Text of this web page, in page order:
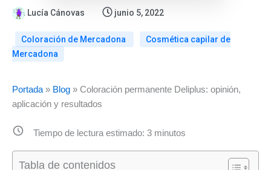
Lucía Cánovas junio 5, 2022
Coloración de Mercadona
Cosmética capilar de
Mercadona
Portada » Blog » Coloración permanente Deliplus: opinión,
aplicación y resultados
Tiempo de lectura estimado: 3minutos
Tabla de contenidos
Mascarilla
Deliplus
Novedades